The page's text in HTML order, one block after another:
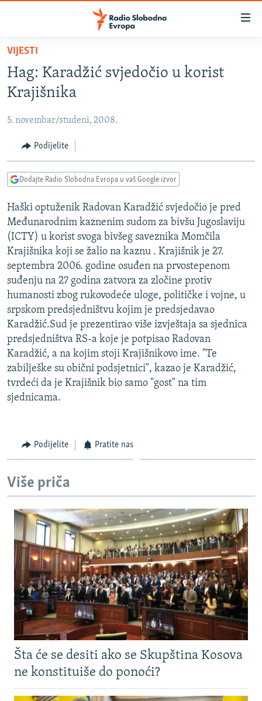
Pređite
glavni
sadržaj
Pređite
na
navigaciju
Pređite
na
BOSNA I HERCEGOVINA
SRBIJA
KOSOVO
CRNA GORA
VIDEO
FOTOGALERIJE
INFOGRAFIKE
PODCASTI
RAT U UKRAJINI
KINA NA BALKANU
RSE PRIČE IZ SVIJETA
ISPRIČAJ MI
DNEVNO@RSE
SPECIJALI RSE
VIŠE OD NASLOVA
GENOCID U SREBRENICI
POPLAVE I KLIZIŠTA U BIH 2024.
TV LIBERTY
MOJA EVROPA
TRI DECENIJE OD RATA U BIH
SVE KARTE DEJTONA
PRATITE NAS
Sve RFE/RL stranice
VIJESTI
Hag: Karadžić svjedočio u korist
Krajišnika
5. novembar/studeni, 2008.
Podijelite
Dodajte Radio Slobodna Evropa u vaš Google izvor
Haški optuženik Radovan Karadžić svjedočio je pred
Međunarodnim kaznenim sudom za bivšu Jugoslaviju
(ICTY) u korist svoga bivšeg saveznika Momčila
Krajišnika koji se žalio na kaznu . Krajišnik je 27.
septembra 2006. godine osuđen na prvostepenom
suđenju na 27 godina zatvora za zločine protiv
humanosti zbog rukovodeće uloge, političke i vojne, u
srpskom predsjedništvu kojim je predsjedavao
Karadžić.Sud je prezentirao više izvještaja sa sjednica
predsjedništva RS-a koje je potpisao Radovan
Karadžić, a na kojim stoji Krajišnikovo ime. "Te
zabilješke su obični podsjetnici", kazao je Karadžić,
tvrdeći da je Krajišnik bio samo "gost" na tim
sjednicama.
Podijelite Pratite nas
Više priča
Šta će se desiti ako se Skupština Kosova
ne konstituiše do ponoći?